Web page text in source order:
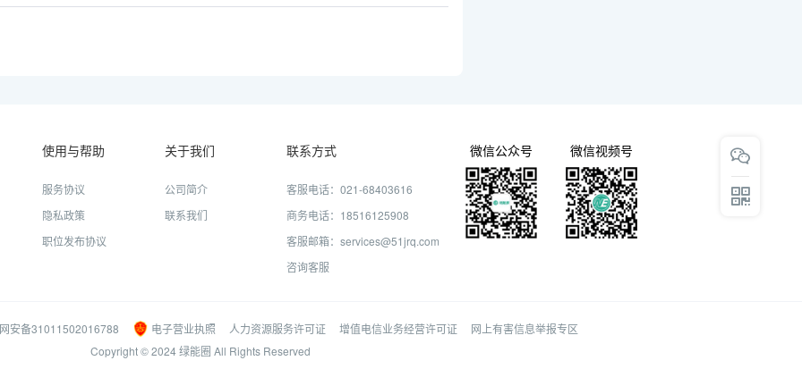
使用与帮助
服务协议
隐私政策
职位发布协议
关于我们
公司简介
联系我们
联系方式
客服电话：021-68403616
商务电话：18516125908
客服邮箱：services@51jrq.com
咨询客服
微信公众号 微信视频号
安备31011502016788 电子营业执照 人力资源服务许可证 增值电信业务经营许可证
网上有害信息举报专区
Copyright © 2024 绿能圈 All Rights Reserved